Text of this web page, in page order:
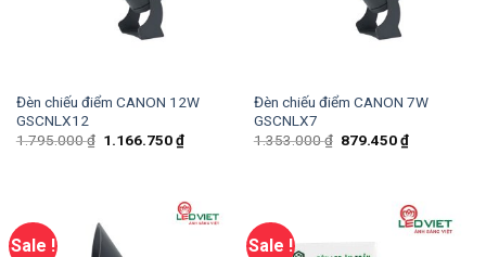
Đèn chiếu điểm CANON 12W
GSCNLX12
1.795.000₫ 1.166.750₫
Đèn chiếu điểm CANON 7W
GSCNLX7
1.353.000₫ 879.450₫
Sale ! Sale !